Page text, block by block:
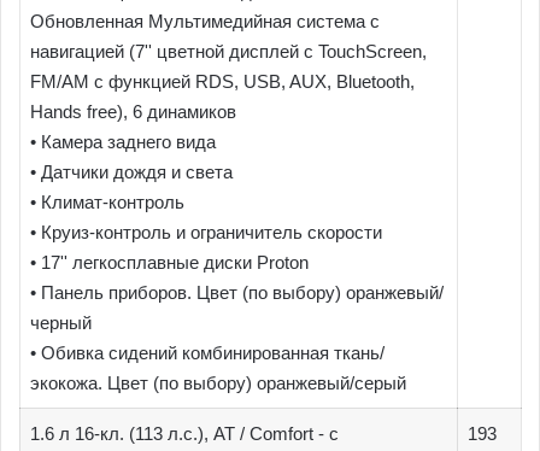
Обновленная Мультимедийная система с
навигацией (7'' цветной дисплей с TouchScreen,
FM/AM с функцией RDS, USB, AUX, Bluetooth,
Hands free), 6 динамиков
• Камера заднего вида
• Датчики дождя и света
• Климат-контроль
• Круиз-контроль и ограничитель скорости
• 17'' легкосплавные диски Proton
• Панель приборов. Цвет (по выбору) оранжевый/
черный
• Обивка сидений комбинированная ткань/
экокожа. Цвет (по выбору) оранжевый/серый
1.6 л 16-кл. (113 л.с.), AT / Comfort - с
193